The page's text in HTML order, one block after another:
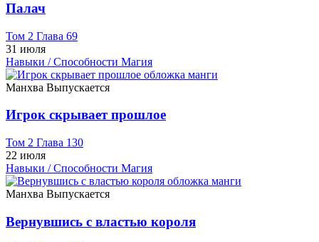
Палач
Том 2 Глава 69
31 июля
Навыки / Способности Магия
Манхва Выпускается
Игрок скрывает прошлое
Том 2 Глава 130
22 июля
Навыки / Способности Магия
Манхва Выпускается
Вернувшись с властью короля